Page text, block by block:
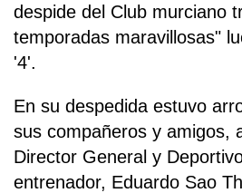
despide del Club murciano
temporadas maravillosas"
'4'.
En su despedida estuvo
sus compañeros y amigos,
Director General y
entrenador, Eduardo Sao